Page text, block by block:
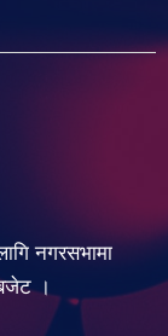
नगरसभामा
।